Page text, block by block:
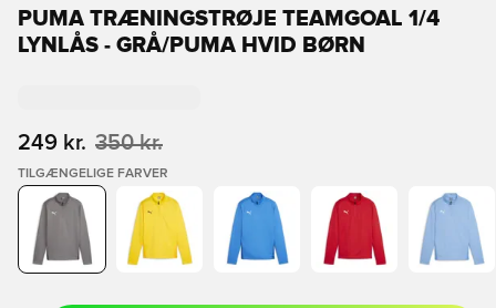
PUMA TRÆNINGSTRØJE TEAMGOAL 1/4
LYNLÅS - GRÅ/PUMA HVID BØRN
249 kr. 350 kr.
TILGÆNGELIGE FARVER